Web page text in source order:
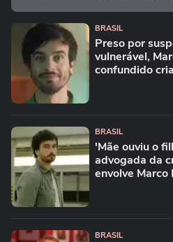
BRASIL
Preso por
vulnerável,
confundido
BRASIL
'Mãe ouviu o
advogada da
envolve Marco
BRASIL